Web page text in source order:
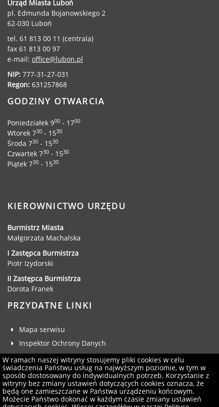
Urząd Miasta Luboń
pl. Edmunda Bojanowskiego 2
62-030 Luboń
tel. 61 813 00 11 (centrala)
fax 61 813 00 97
e-mail: office@lubon.pl
NIP: 777-31-27-031
Regon: 631257868
GODZINY OTWARCIA
Poniedziałek 900 - 1700
Wtorek 730 - 1530
Środa 730 - 1530
Czwartek 730 - 1530
Piątek 730 - 1530
KIEROWNICTWO URZĘDU
Burmistrz Miasta
Małgorzata Machalska
I Zastępca Burmistrza
Piotr Izydorski
II Zastępca Burmistrza
Dorota Franek
PRZYDATNE LINKI
Mapa serwisu
Inspektor Ochrony Danych
Deklaracja dostępności
Klauzula RODO
Zgłoś uwagi
Administrator serwisu
W ramach naszej witryny stosujemy pliki cookies w celu
świadczenia Państwu usług na najwyższym poziomie, w tym w
sposób dostosowany do indywidualnych potrzeb. Korzystanie z
witryny bez zmiany ustawień dotyczących cookies oznacza, że
będą one zamieszczane w Państwa urządzeniu końcowym.
Możecie Państwo dokonać w każdym czasie zmiany ustawień